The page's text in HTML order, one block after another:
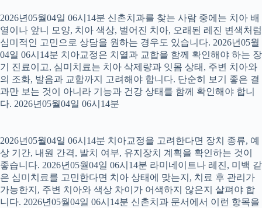
2026년05월04일 06시14분 신촌치과를 찾는 사람 중에는 치아 배
열이나 앞니 모양, 치아 색상, 벌어진 치아, 오래된 레진 변색처럼
심미적인 고민으로 상담을 원하는 경우도 있습니다. 2026년05월
04일 06시14분 치아교정은 치열과 교합을 함께 확인해야 하는 장
기 진료이고, 심미치료는 치아 삭제량과 잇몸 상태, 주변 치아와
의 조화, 발음과 교합까지 고려해야 합니다. 단순히 보기 좋은 결
과만 보는 것이 아니라 기능과 건강 상태를 함께 확인해야 합니
다. 2026년05월04일 06시14분
2026년05월04일 06시14분 치아교정을 고려한다면 장치 종류, 예
상 기간, 내원 간격, 발치 여부, 유지장치 계획을 확인하는 것이
좋습니다. 2026년05월04일 06시14분 라미네이트나 레진, 미백 같
은 심미치료를 고민한다면 치아 상태에 맞는지, 치료 후 관리가
가능한지, 주변 치아와 색상 차이가 어색하지 않은지 살펴야 합
니다. 2026년05월04일 06시14분 신촌치과 문서에서 이런 항목을